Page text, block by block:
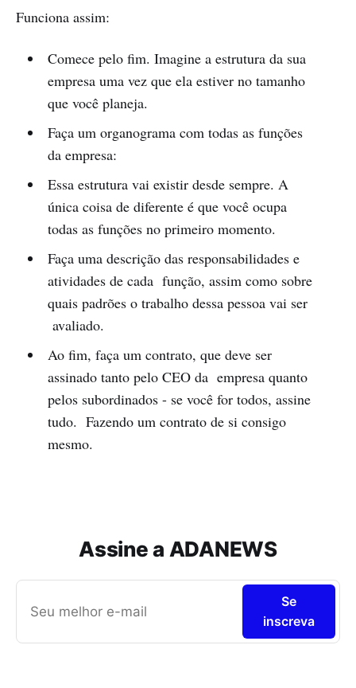
Funciona assim:
Comece pelo fim. Imagine a estrutura da sua
empresa uma vez que ela estiver no tamanho
que você planeja.
Faça um organograma com todas as funções
da empresa:
Essa estrutura vai existir desde sempre. A
única coisa de diferente é que você ocupa
todas as funções no primeiro momento.
Faça uma descrição das responsabilidades e
atividades de cada função, assim como sobre
quais padrões o trabalho dessa pessoa vai ser
avaliado.
Ao fim, faça um contrato, que deve ser
assinado tanto pelo CEO da empresa quanto
pelos subordinados - se você for todos, assine
tudo. Fazendo um contrato de si consigo
mesmo.
Assine a ADANEWS
Se
inscreva